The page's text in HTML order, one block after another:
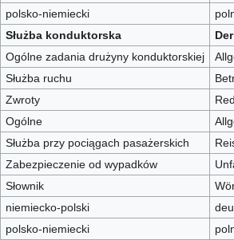
polsko-niemiecki
Służba konduktorska
Ogólne zadania drużyny konduktorskiej
Służba ruchu
Zwroty
Ogólne
Służba przy pociągach pasażerskich
Zabezpieczenie od wypadków
Słownik
niemiecko-polski
polsko-niemiecki